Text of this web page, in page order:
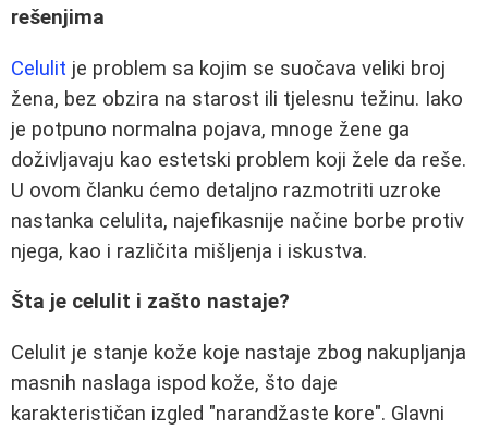
rešenjima
Celulit je problem sa kojim se suočava veliki broj
žena, bez obzira na starost ili tjelesnu težinu. Iako
je potpuno normalna pojava, mnoge žene ga
doživljavaju kao estetski problem koji žele da reše.
U ovom članku ćemo detaljno razmotriti uzroke
nastanka celulita, najefikasnije načine borbe protiv
njega, kao i različita mišljenja i iskustva.
Šta je celulit i zašto nastaje?
Celulit je stanje kože koje nastaje zbog nakupljanja
masnih naslaga ispod kože, što daje
karakterističan izgled "narandžaste kore". Glavni